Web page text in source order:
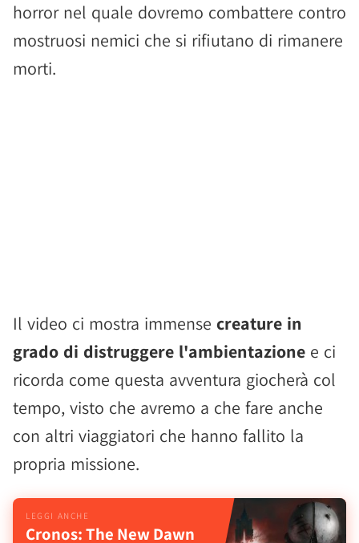
horror nel quale dovremo combattere contro
mostruosi nemici che si rifiutano di rimanere
morti.
Il video ci mostra immense creature in
grado di distruggere l'ambientazione e ci
ricorda come questa avventura giocherà col
tempo, visto che avremo a che fare anche
con altri viaggiatori che hanno fallito la
propria missione.
Cronos: The New Dawn